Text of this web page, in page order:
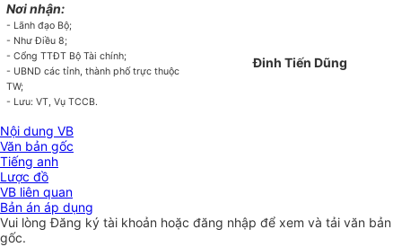
Nơi nhận:
- Lãnh đạo Bộ;
- Như Điều 8;
- Cổng TTĐT Bộ Tài chính;
- UBND các tỉnh, thành phố trực thuộc
TW;
- Lưu: VT, Vụ TCCB.
Đinh Tiến Dũng
Nội dung VB
Văn bản gốc
Tiếng anh
Lược đồ
VB liên quan
Bản án áp dụng
Vui lòngĐăng ký tài khoản hoặc đăng nhập để xem và tải văn bản
gốc.